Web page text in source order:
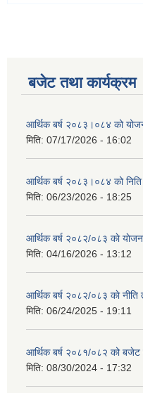
बजेट तथा कार्यक्रम
आर्थिक बर्ष २०८३।०८४ को
मिति: 07/17/2026 - 16:02
आर्थिक बर्ष २०८३।०८४ को निति
मिति: 06/23/2026 - 18:25
आर्थिक बर्ष २०८२/०८३ काे
मिति: 04/16/2026 - 13:12
आर्थिक बर्ष २०८२/०८३ काे नीति
मिति: 06/24/2025 - 19:11
आर्थिक बर्ष २०८१/०८२ को बजेट
मिति: 08/30/2024 - 17:32